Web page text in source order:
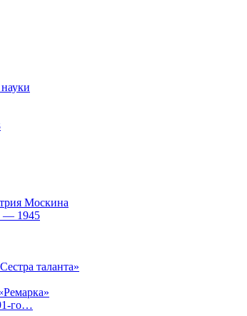
Москина
— 1945
таланта»
го…